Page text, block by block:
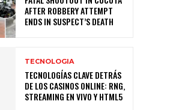
AFTER ROBBERY ATTEMPT
ENDS IN SUSPECT’S DEATH
TECNOLOGIA
TECNOLOGÍAS CLAVE DETRÁS
DE LOS CASINOS ONLINE: RNG,
STREAMING EN VIVO Y HTML5